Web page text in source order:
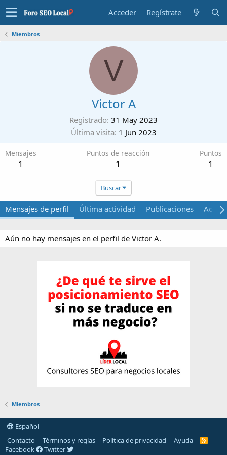
Acceder Regístrate
Miembros
V
Victor A
Registrado 31 May 2023
Última visita 1 Jun 2023
Mensajes
1
Puntos de reacción
1
Puntos
1
Buscar
Mensajes de perfil Última actividad Publicaciones Acerca
Aún no hay mensajes en el perfil de Victor A.
Miembros
Español
Contacto
Términos y reglas Política de privacidad Ayuda
R
Facebook Twitter